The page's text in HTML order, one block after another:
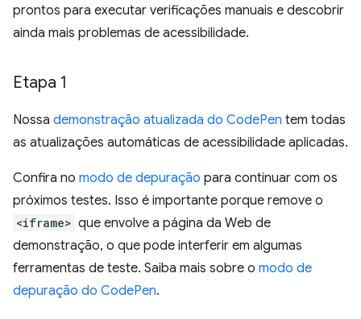
prontos para executar verificações manuais e descobrir
ainda mais problemas de acessibilidade.
Etapa 1
Nossa demonstração atualizada do CodePen tem todas
as atualizações automáticas de acessibilidade aplicadas.
Confira no modo de depuração para continuar com os
próximos testes. Isso é importante porque remove o
<iframe> que envolve a página da Web de
demonstração, o que pode interferir em algumas
ferramentas de teste. Saiba mais sobre o modo de
depuração do CodePen.